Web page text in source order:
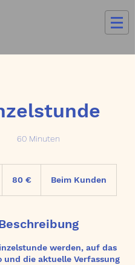
60 Minuten
80 € Beim Kunden
werden, auf das
und die aktuelle Verfassung